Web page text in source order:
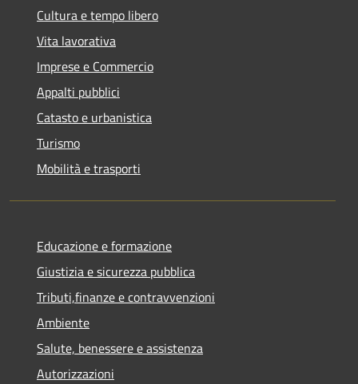
Cultura e tempo libero
Vita lavorativa
Imprese e Commercio
Appalti pubblici
Catasto e urbanistica
Turismo
Mobilità e trasporti
Educazione e formazione
Giustizia e sicurezza pubblica
Tributi,finanze e contravvenzioni
Ambiente
Salute, benessere e assistenza
Autorizzazioni